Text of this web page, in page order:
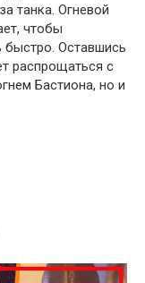
танка. Огневой
чтобы
быстро. Оставшись
распрощаться с
Бастиона, но и